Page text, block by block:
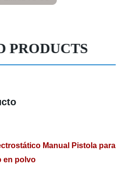
PRODUCTS
Manual Pistola para
en polvo